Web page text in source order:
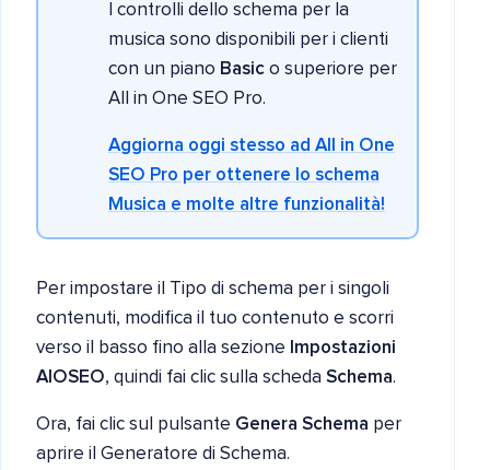
I controlli dello schema per la
musica sono disponibili per i clienti
con un piano Basic o superiore per
All in One SEO Pro.
Aggiorna oggi stesso ad All in One
SEO Pro per ottenere lo schema
Musica e molte altre funzionalità!
Per impostare il Tipo di schema per i singoli
contenuti, modifica il tuo contenuto e scorri
verso il basso fino alla sezione Impostazioni
AIOSEO, quindi fai clic sulla scheda Schema.
Ora, fai clic sul pulsante Genera Schema per
aprire il Generatore di Schema.